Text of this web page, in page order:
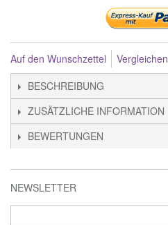
Auf den Wunschzettel
Vergleichen
BESCHREIBUNG
ZUSÄTZLICHE INFORMATION
BEWERTUNGEN
NEWSLETTER